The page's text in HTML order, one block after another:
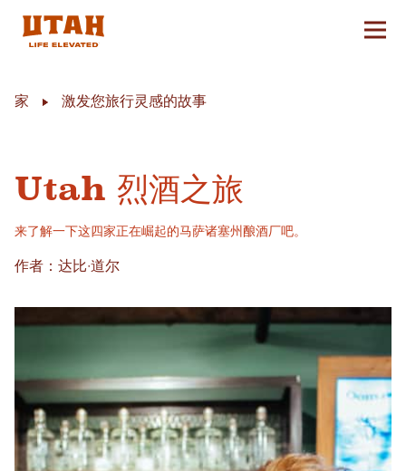
切换
家 激发您旅行灵感的故事
Utah 烈酒之旅
来了解一下这四家正在崛起的马萨诸塞州酿酒厂吧。
作者：达比·道尔